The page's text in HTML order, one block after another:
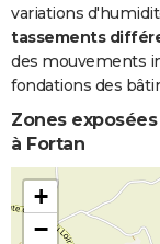
variations
tassements
des mouvements
fondations des
Zones
à Fortan
+
−